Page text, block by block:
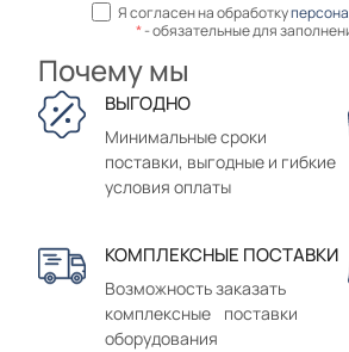
Я согласен на обработку
*- обязательные для
Почему мы
ВЫГОДНО
Минимальные сроки
поставки, выгодные и гибкие
условия оплаты
КОМПЛЕКСНЫЕ ПОСТАВКИ
Возможность заказать
комплексные поставки
оборудования